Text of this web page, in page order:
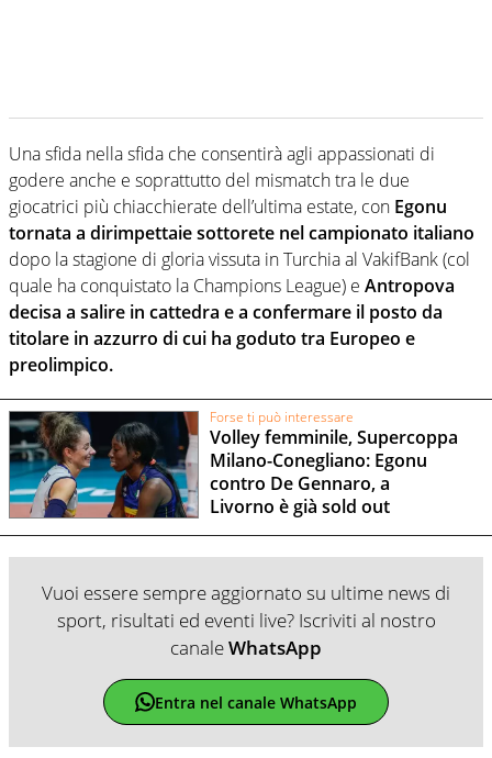
Una sfida nella sfida che consentirà agli appassionati di
godere anche e soprattutto del mismatch tra le due
giocatrici più chiacchierate dell’ultima estate, con Egonu
tornata a dirimpettaie sottorete nel campionato italiano
dopo la stagione di gloria vissuta in Turchia al VakifBank (col
quale ha conquistato la Champions League) e Antropova
decisa a salire in cattedra e a confermare il posto da
titolare in azzurro di cui ha goduto tra Europeo e
preolimpico.
Forse ti può interessare
Volley femminile, Supercoppa
Milano-Conegliano: Egonu
contro De Gennaro, a
Livorno è già sold out
Vuoi essere sempre aggiornato su ultime news di
sport, risultati ed eventi live? Iscriviti al nostro
canaleWhatsApp
Entra nel canale WhatsApp